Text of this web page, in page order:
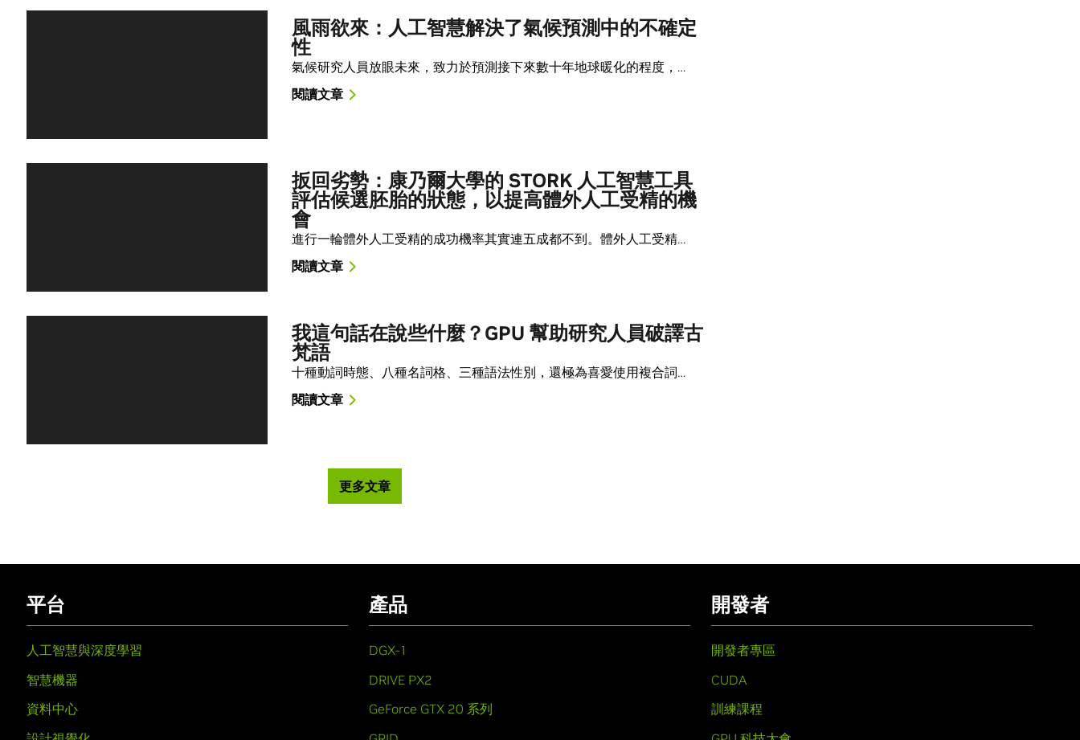
風雨欲來：人工智慧解決了氣候預測中的不確定
性
氣候研究人員放眼未來，致力於預測接下來數十年地球暖化的程度，…
閱讀文章
扳回劣勢：康乃爾大學的 STORK 人工智慧工具
評估候選胚胎的狀態，以提高體外人工受精的機
會
進行一輪體外人工受精的成功機率其實連五成都不到。體外人工受精…
閱讀文章
我這句話在說些什麼？GPU 幫助研究人員破譯古
梵語
十種動詞時態、八種名詞格、三種語法性別，還極為喜愛使用複合詞…
閱讀文章
更多文章
平台
人工智慧與深度學習
智慧機器
資料中心
產品
DGX-1
DRIVE PX2
GeForce GTX 20 系列
開發者
開發者專區
CUDA
訓練課程